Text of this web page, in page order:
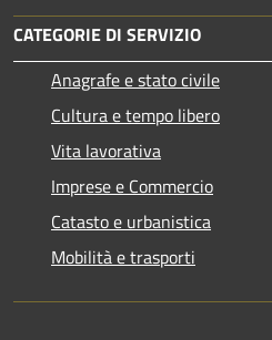
CATEGORIE DI SERVIZIO
Anagrafe e stato civile
Cultura e tempo libero
Vita lavorativa
Imprese e Commercio
Catasto e urbanistica
Mobilità e trasporti